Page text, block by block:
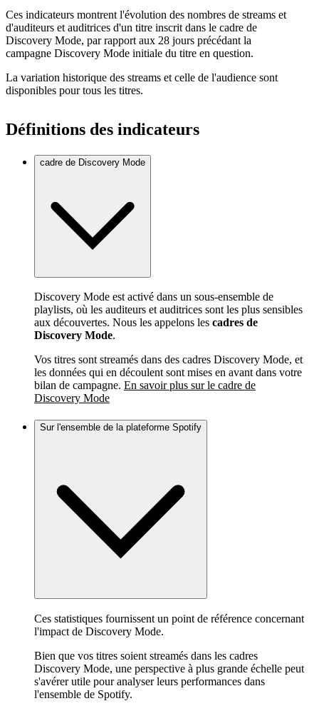
Ces indicateurs montrent l'évolution des nombres de streams et
d'auditeurs et auditrices d'un titre inscrit dans le cadre de
Discovery Mode, par rapport aux 28 jours précédant la
campagne Discovery Mode initiale du titre en question.
La variation historique des streams et celle de l'audience sont
disponibles pour tous les titres.
Définitions des indicateurs
cadre de Discovery Mode
Discovery Mode est activé dans un sous-ensemble de
playlists, où les auditeurs et auditrices sont les plus sensibles
aux découvertes. Nous les appelons les cadres de
Discovery Mode.
Vos titres sont streamés dans des cadres Discovery Mode, et
les données qui en découlent sont mises en avant dans votre
bilan de campagne. En savoir plus sur le cadre de
Discovery Mode
Sur l'ensemble de la plateforme Spotify
Ces statistiques fournissent un point de référence concernant
l'impact de Discovery Mode.
Bien que vos titres soient streamés dans les cadres
Discovery Mode, une perspective à plus grande échelle peut
s'avérer utile pour analyser leurs performances dans
l'ensemble de Spotify.